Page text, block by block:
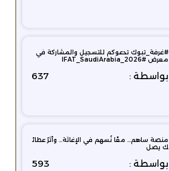
#غرفة_تبوك تدعوكم للتسجيل والمشاركة في
معرض #IFAT_SaudiArabia_2026
بواسطة : 637
منصة ساهم… معًا نُسهم في الإغاثة… وأثرُ عطائ
ك يصل
بواسطة : 593